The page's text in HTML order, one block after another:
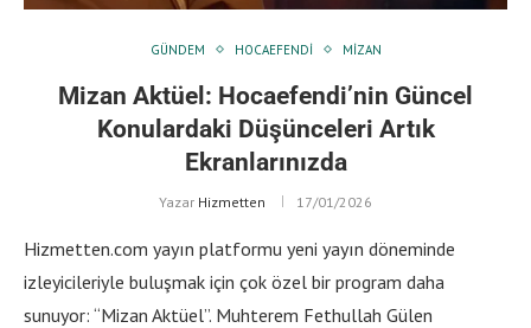
GÜNDEM HOCAEFENDI MIZAN
Mizan Aktüel: Hocaefendi’nin Güncel
Konulardaki Düşünceleri Artık
Ekranlarınızda
Yazar Hizmetten 17/01/2026
Hizmetten.com yayın platformu yeni yayın döneminde
izleyicileriyle buluşmak için çok özel bir program daha
sunuyor: “Mizan Aktüel”. Muhterem Fethullah Gülen